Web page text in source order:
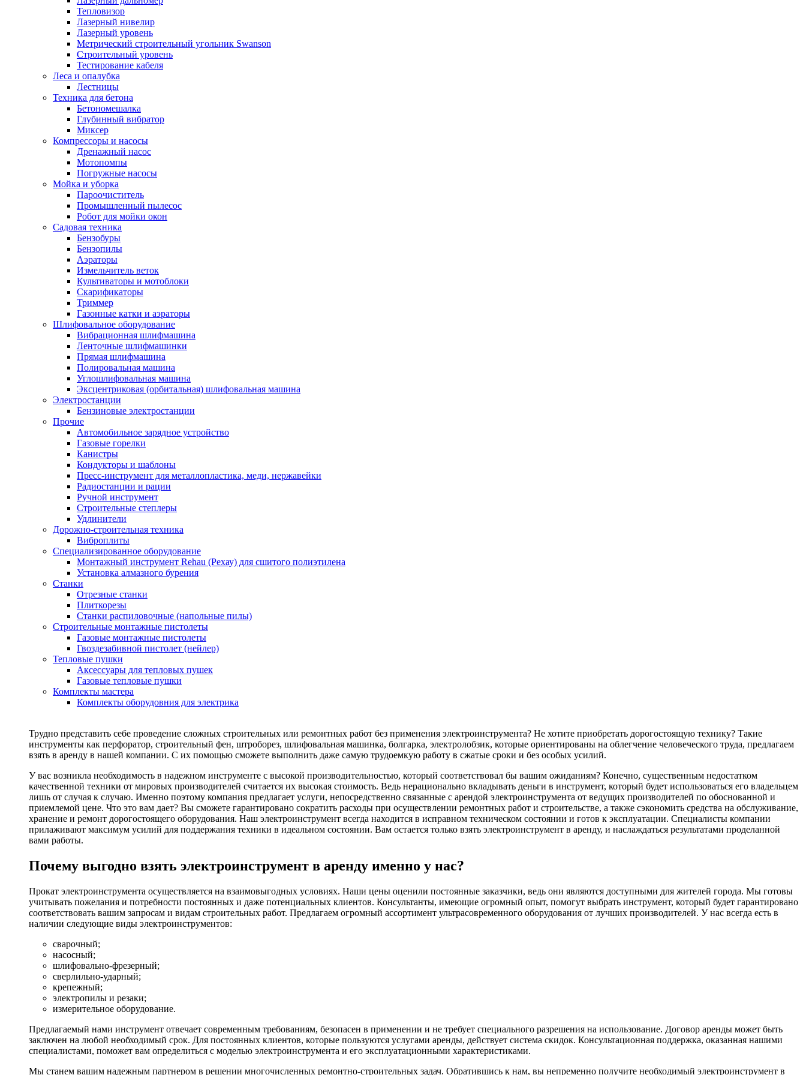
Тепловизор
Лазерный нивелир
Лазерный уровень
Метрический строительный угольник Swanson
Строительный уровень
Тестирование кабеля
Леса и опалубка
Лестницы
Техника для бетона
Бетономешалка
Глубинный вибратор
Миксер
Компрессоры и насосы
Дренажный насос
Мотопомпы
Погружные насосы
Мойка и уборка
Пароочиститель
Промышленный пылесос
Робот для мойки окон
Садовая техника
Бензобуры
Бензопилы
Аэраторы
Измельчитель веток
Культиваторы и мотоблоки
Скарификаторы
Триммер
Газонные катки и аэраторы
Шлифовальное оборудование
Вибрационная шлифмашина
Ленточные шлифмашинки
Прямая шлифмашина
Полировальная машина
Углошлифовальная машина
Эксцентриковая (орбитальная) шлифовальная машина
Электростанции
Бензиновые электростанции
Прочие
Автомобильное зарядное устройство
Газовые горелки
Канистры
Кондукторы и шаблоны
Пресс-инструмент для металлопластика, меди, нержавейки
Радиостанции и рации
Ручной инструмент
Строительные степлеры
Удлинители
Дорожно-строительная техника
Виброплиты
Специализированное оборудование
Монтажный инструмент Rehau (Рехау) для сшитого полиэтилена
Установка алмазного бурения
Станки
Отрезные станки
Плиткорезы
Станки распиловочные (напольные пилы)
Строительные монтажные пистолеты
Газовые монтажные пистолеты
Гвоздезабивной пистолет (нейлер)
Тепловые пушки
Аксессуары для тепловых пушек
Газовые тепловые пушки
Комплекты мастера
Комплекты оборудовния для электрика
Трудно представить себе проведение сложных строительных или ремонтных работ без применения электроинструмента? Не хотите приобретать дорогостоящую технику? Такие
инструменты как перфоратор, строительный фен, штроборез, шлифовальная машинка, болгарка, электролобзик, которые ориентированы на облегчение человеческого труда, предлагаем
взять в аренду в нашей компании. С их помощью сможете выполнить даже самую трудоемкую работу в сжатые сроки и без особых усилий.
У вас возникла необходимость в надежном инструменте с высокой производительностью, который соответствовал бы вашим ожиданиям? Конечно, существенным недостатком
качественной техники от мировых производителей считается их высокая стоимость. Ведь нерационально вкладывать деньги в инструмент, который будет использоваться его владельцем
лишь от случая к случаю. Именно поэтому компания предлагает услуги, непосредственно связанные с арендой электроинструмента от ведущих производителей по обоснованной и
приемлемой цене. Что это вам дает? Вы сможете гарантировано сократить расходы при осуществлении ремонтных работ и строительстве, а также сэкономить средства на обслуживание,
хранение и ремонт дорогостоящего оборудования. Наш электроинструмент всегда находится в исправном техническом состоянии и готов к эксплуатации. Специалисты компании
прилаживают максимум усилий для поддержания техники в идеальном состоянии. Вам остается только взять электроинструмент в аренду, и наслаждаться результатами проделанной
вами работы.
Почему выгодно взять электроинструмент в аренду именно у нас?
Прокат электроинструмента осуществляется на взаимовыгодных условиях. Наши цены оценили постоянные заказчики, ведь они являются доступными для жителей города. Мы готовы
учитывать пожелания и потребности постоянных и даже потенциальных клиентов. Консультанты, имеющие огромный опыт, помогут выбрать инструмент, который будет гарантировано
соответствовать вашим запросам и видам строительных работ. Предлагаем огромный ассортимент ультрасовременного оборудования от лучших производителей. У нас всегда есть в
наличии следующие виды электроинструментов:
сварочный;
насосный;
шлифовально-фрезерный;
сверлильно-ударный;
крепежный;
электропилы и резаки;
измерительное оборудование.
Предлагаемый нами инструмент отвечает современным требованиям, безопасен в применении и не требует специального разрешения на использование. Договор аренды может быть
заключен на любой необходимый срок. Для постоянных клиентов, которые пользуются услугами аренды, действует система скидок. Консультационная поддержка, оказанная нашими
специалистами, поможет вам определиться с моделью электроинструмента и его эксплуатационными характеристиками.
Мы станем вашим надежным партнером в решении многочисленных ремонтно-строительных задач. Обратившись к нам, вы непременно получите необходимый электроинструмент в